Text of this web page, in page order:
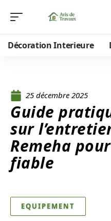
Décoration Interieure
25 décembre 2025
Guide
sur
Remeha
fiable
EQUIPEMENT